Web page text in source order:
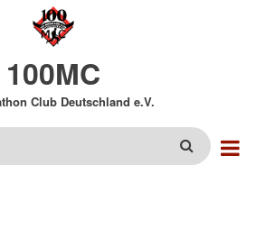
100MC
Club Deutschland e.V.